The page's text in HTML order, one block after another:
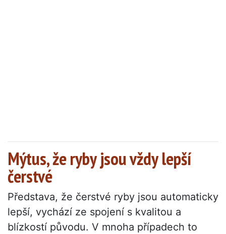
Mýtus, že ryby jsou vždy lepší
čerstvé
Představa, že čerstvé ryby jsou automaticky
lepší, vychází ze spojení s kvalitou a
blízkostí původu. V mnoha případech to